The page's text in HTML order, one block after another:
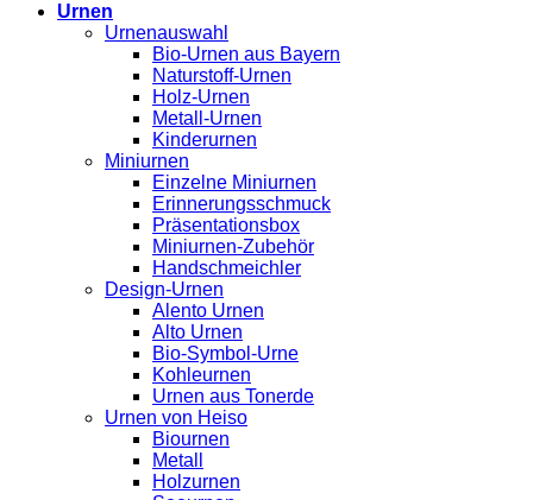
Urnen
Urnenauswahl
Bio-Urnen aus Bayern
Naturstoff-Urnen
Holz-Urnen
Metall-Urnen
Kinderurnen
Miniurnen
Einzelne Miniurnen
Erinnerungsschmuck
Präsentationsbox
Miniurnen-Zubehör
Handschmeichler
Design-Urnen
Alento Urnen
Alto Urnen
Bio-Symbol-Urne
Kohleurnen
Urnen aus Tonerde
Urnen von Heiso
Biournen
Metall
Holzurnen